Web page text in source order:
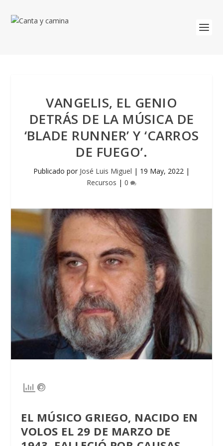
VANGELIS, EL GENIO
DETRÁS DE LA MÚSICA DE
‘BLADE RUNNER’ Y ‘CARROS
DE FUEGO’.
Publicado por José Luis Miguel | 19 May, 2022 |
Recursos | 0
EL MÚSICO GRIEGO, NACIDO EN
VOLOS EL 29 DE MARZO DE